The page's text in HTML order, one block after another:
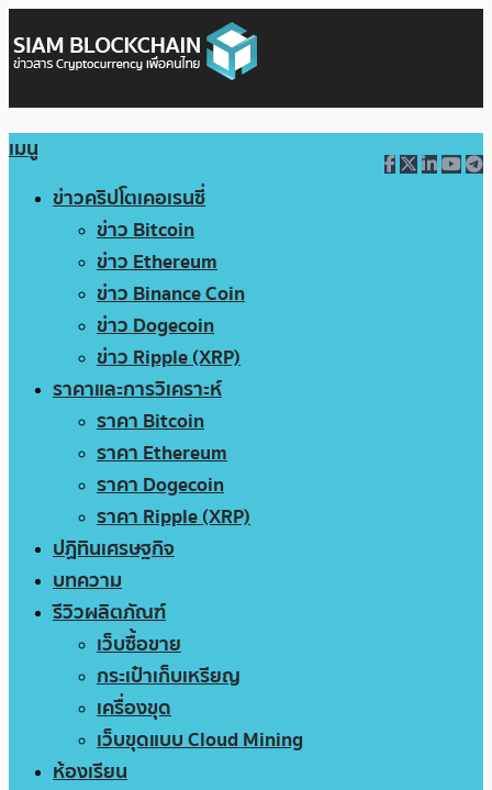
เมนู
ข่าวคริปโตเคอเรนซี่
ข่าว Bitcoin
ข่าว Ethereum
ข่าว Binance Coin
ข่าว Dogecoin
ข่าว Ripple (XRP)
ราคาและการวิเคราะห์
ราคา Bitcoin
ราคา Ethereum
ราคา Dogecoin
ราคา Ripple (XRP)
ปฏิทินเศรษฐกิจ
บทความ
รีวิวผลิตภัณฑ์
เว็บซื้อขาย
กระเป๋าเก็บเหรียญ
เครื่องขุด
เว็บขุดแบบ Cloud Mining
ห้องเรียน